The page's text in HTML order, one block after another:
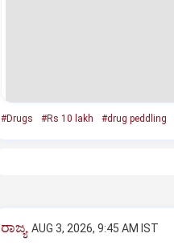
#Drugs #Rs 10 lakh #drug peddling
ರಾಜ್ಯ AUG 3, 2026, 9:45 AM IST